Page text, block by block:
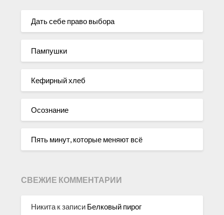
Дать себе право выбора
Пампушки
Кефирный хлеб
Осознание
Пять минут, которые меняют всё
СВЕЖИЕ КОММЕНТАРИИ
Никита к записи Белковый пирог